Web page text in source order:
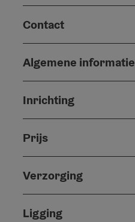
Contact
Algemene informatie
Inrichting
Prijs
Verzorging
Ligging